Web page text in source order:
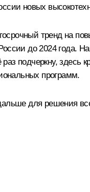
новых
тренд на
до 2024 года.
подчеркну, здесь
программ.
для решения